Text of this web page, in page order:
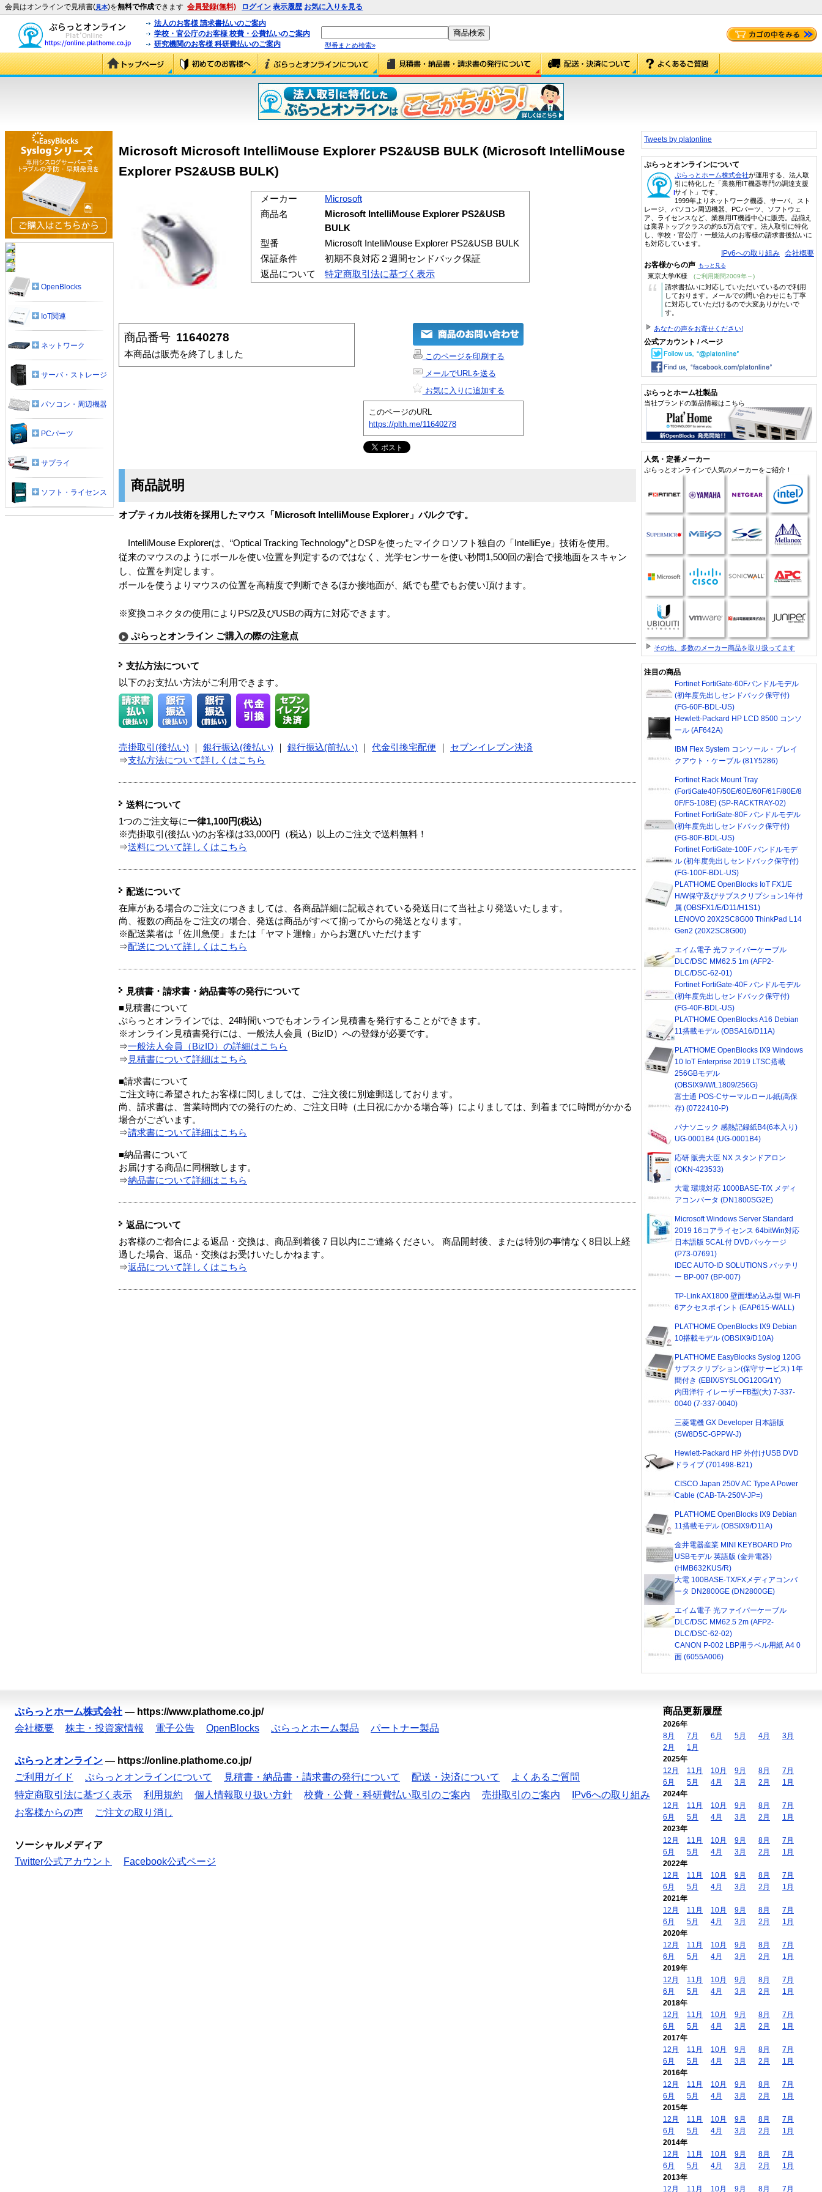
会員はオンラインで見積書(見本)を無料で作成できます 会員登録(無料) ログイン 表示履歴 お気に入りを見る
法人のお客様 請求書払いのご案内
学校・官公庁のお客様 校費・公費払いのご案内
研究機関のお客様 科研費払いのご案内
型番まとめ検索»
Microsoft Microsoft IntelliMouse Explorer PS2&USB BULK (Microsoft IntelliMouse
Explorer PS2&USB BULK)
メーカー
Microsoft
商品名
Microsoft IntelliMouse Explorer PS2&USB
BULK
型番
Microsoft IntelliMouse Explorer PS2&USB BULK
保証条件
初期不良対応２週間センドバック保証
返品について
特定商取引法に基づく表示
商品番号 11640278
本商品は販売を終了しました
このページを印刷する
メールでURLを送る
お気に入りに追加する
このページのURL
https://plth.me/11640278
商品説明
オプティカル技術を採用したマウス「Microsoft IntelliMouse Explorer」バルクです。
IntelliMouse Explorerは、“Optical Tracking Technology”とDSPを使ったマイクロソフト独自の「IntelliEye」技術を使用。
従来のマウスのようにボールを使い位置を判定するのではなく、光学センサーを使い秒間1,500回の割合で接地面をスキャン
し、位置を判定します。
ボールを使うよりマウスの位置を高精度で判断できるほか接地面が、紙でも壁でもお使い頂けます。
※変換コネクタの使用によりPS/2及びUSBの両方に対応できます。
ぷらっとオンライン ご購入の際の注意点
支払方法について
以下のお支払い方法がご利用できます。
売掛取引(後払い) 銀行振込(後払い) 銀行振込(前払い) 代金引換宅配便
セブンイレブン決済
⇒支払方法について詳しくはこちら
送料について
1つのご注文毎に一律1,100円(税込)
※売掛取引(後払い)のお客様は33,000円（税込）以上のご注文で送料無料！
⇒送料について詳しくはこちら
配送について
在庫がある場合のご注文につきましては、各商品詳細に記載されている発送日にて当社より発送いたします。
尚、複数の商品をご注文の場合、発送は商品がすべて揃ってからの発送となります。
※配送業者は「佐川急便」または「ヤマト運輸」からお選びいただけます
⇒配送について詳しくはこちら
見積書・請求書・納品書等の発行について
■見積書について
ぷらっとオンラインでは、24時間いつでもオンライン見積書を発行することができます。
※オンライン見積書発行には、一般法人会員（BizID）への登録が必要です。
⇒一般法人会員（BizID）の詳細はこちら
⇒ 見積書について詳細はこちら
■請求書について
ご注文時に希望されたお客様に関しましては、ご注文後に別途郵送しております。
尚、請求書は、営業時間内での発行のため、ご注文日時（土日祝にかかる場合等）によりましては、到着までに時間がかかる
場合がございます。
⇒請求書について詳細はこちら
■納品書について
お届けする商品に同梱致します。
⇒納品書について詳細はこちら
返品について
お客様のご都合による返品・交換は、商品到着後７日以内にご連絡ください。 商品開封後、または特別の事情なく8日以上経
過した場合、返品・交換はお受けいたしかねます。
⇒返品について詳しくはこちら
OpenBlocks
IoT関連
ネットワーク
サーバ・ストレージ
パソコン・周辺機器
PCパーツ
サプライ
ソフト・ライセンス
Tweets by platonline
ぷらっとオンラインについて
ぷらっとホーム株式会社が運用する、法人取
引に特化した「業務用IT機器専門の調達支援
サイト」です。
1999年よりネットワーク機器、サーバ、スト
レージ、パソコン周辺機器、PCパーツ、ソフトウェ
ア、ライセンスなど、業務用IT機器中心に販売。品揃え
は業界トップクラスの約5.5万点です。法人取引に特化
し、学校・官公庁・一般法人のお客様の請求書後払いに
も対応しています。
IPv6への取り組み 会社概要
お客様からの声 もっと見る
東京大学/K様 (ご利用期間2009年～)
“
請求書払いに対応していただいているので利用
しております。メールでの問い合わせにも丁寧
に対応していただけるので大変ありがたいで
す。
あなたの声をお寄せください!
公式アカウント / ページ
ぷらっとホーム社製品
当社ブランドの製品情報はこちら
人気・定番メーカー
ぷらっとオンラインで人気のメーカーをご紹介！
その他、多数のメーカー商品を取り扱ってます
注目の商品
Fortinet FortiGate-60Fバンドルモデル
(初年度先出しセンドバック保守付)
(FG-60F-BDL-US)
Hewlett-Packard HP LCD 8500 コンソ
ール (AF642A)
IBM Flex System コンソール・ブレイ
クアウト・ケーブル (81Y5286)
Fortinet Rack Mount Tray
(FortiGate40F/50E/60E/60F/61F/80E/8
0F/FS-108E) (SP-RACKTRAY-02)
Fortinet FortiGate-80F バンドルモデル
(初年度先出しセンドバック保守付)
(FG-80F-BDL-US)
Fortinet FortiGate-100F バンドルモデ
ル (初年度先出しセンドバック保守付)
(FG-100F-BDL-US)
PLAT'HOME OpenBlocks IoT FX1/E
H/W保守及びサブスクリプション1年付
属 (OBSFX1/E/D11/H1S1)
LENOVO 20X2SC8G00 ThinkPad L14
Gen2 (20X2SC8G00)
エイム電子 光ファイバーケーブル
DLC/DSC MM62.5 1m (AFP2-
DLC/DSC-62-01)
Fortinet FortiGate-40F バンドルモデル
(初年度先出しセンドバック保守付)
(FG-40F-BDL-US)
PLAT'HOME OpenBlocks A16 Debian
11搭載モデル (OBSA16/D11A)
PLAT'HOME OpenBlocks IX9 Windows
10 IoT Enterprise 2019 LTSC搭載
256GBモデル
(OBSIX9/W/L1809/256G)
富士通 POS-Cサーマルロール紙(高保
存) (0722410-P)
パナソニック 感熱記録紙B4(6本入り)
UG-0001B4 (UG-0001B4)
応研 販売大臣 NX スタンドアロン
(OKN-423533)
大電 環境対応 1000BASE-T/X メディ
アコンバータ (DN1800SG2E)
Microsoft Windows Server Standard
2019 16コアライセンス 64bitWin対応
日本語版 5CAL付 DVDパッケージ
(P73-07691)
IDEC AUTO-ID SOLUTIONS バッテリ
ー BP-007 (BP-007)
TP-Link AX1800 壁面埋め込み型 Wi-Fi
6アクセスポイント (EAP615-WALL)
PLAT'HOME OpenBlocks IX9 Debian
10搭載モデル (OBSIX9/D10A)
PLAT'HOME EasyBlocks Syslog 120G
サブスクリプション(保守サービス) 1年
間付き (EBIX/SYSLOG120G/1Y)
内田洋行 イレーザーFB型(大) 7-337-
0040 (7-337-0040)
三菱電機 GX Developer 日本語版
(SW8D5C-GPPW-J)
Hewlett-Packard HP 外付けUSB DVD
ドライブ (701498-B21)
CISCO Japan 250V AC Type A Power
Cable (CAB-TA-250V-JP=)
PLAT'HOME OpenBlocks IX9 Debian
11搭載モデル (OBSIX9/D11A)
金井電器産業 MINI KEYBOARD Pro
USBモデル 英語版 (金井電器)
(HMB632KUS/R)
大電 100BASE-TX/FXメディアコンバ
ータ DN2800GE (DN2800GE)
エイム電子 光ファイバーケーブル
DLC/DSC MM62.5 2m (AFP2-
DLC/DSC-62-02)
CANON P-002 LBP用ラベル用紙 A4 0
面 (6055A006)
ぷらっとホーム株式会社 — https://www.plathome.co.jp/
会社概要
株主・投資家情報 電子公告 OpenBlocks ぷらっとホーム製品 パートナー製品
ぷらっとオンライン — https://online.plathome.co.jp/
ご利用ガイド
ぷらっとオンラインについて 見積書・納品書・請求書の発行について 配送・決済について
よくあるご質問
特定商取引法に基づく表示
利用規約 個人情報取り扱い方針 校費・公費・科研費払い取引のご案内 売掛取引のご案内
IPv6への取り組み
お客様からの声
ご注文の取り消し
ソーシャルメディア
Twitter公式アカウント
Facebook公式ページ
商品更新履歴
2026年
8月
7月 6月 5月 4月
3月
2月
1月
2025年
12月
11月 10月 9月 8月
7月
6月
5月 4月 3月 2月
1月
2024年
12月
11月 10月 9月 8月
7月
6月
5月 4月 3月 2月
1月
2023年
12月
11月 10月 9月 8月
7月
6月
5月 4月 3月 2月
1月
2022年
12月
11月 10月 9月 8月
7月
6月
5月 4月 3月 2月
1月
2021年
12月
11月 10月 9月 8月
7月
6月
5月 4月 3月 2月
1月
2020年
12月
11月 10月 9月 8月
7月
6月
5月 4月 3月 2月
1月
2019年
12月
11月 10月 9月 8月
7月
6月
5月 4月 3月 2月
1月
2018年
12月
11月 10月 9月 8月
7月
6月
5月 4月 3月 2月
1月
2017年
12月
11月 10月 9月 8月
7月
6月
5月 4月 3月 2月
1月
2016年
12月
11月 10月 9月 8月
7月
6月
5月 4月 3月 2月
1月
2015年
12月
11月 10月 9月 8月
7月
6月
5月 4月 3月 2月
1月
2014年
12月
11月 10月 9月 8月
7月
6月
5月 4月 3月 2月
1月
2013年
12月
11月 10月 9月 8月 7月